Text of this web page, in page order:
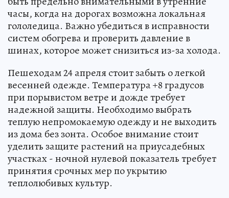
часы, когда на дорогах возможна локальная
гололедица. Важно убедиться в исправности
систем обогрева и проверить давление в
шинах, которое может снизиться из-за холода.
Пешеходам 24 апреля стоит забыть о легкой
весенней одежде. Температура +8 градусов
при порывистом ветре и дожде требует
надежной защиты. Необходимо выбрать
теплую непромокаемую одежду и не выходить
из дома без зонта. Особое внимание стоит
уделить защите растений на приусадебных
участках - ночной нулевой показатель требует
принятия срочных мер по укрытию
теплолюбивых культур.